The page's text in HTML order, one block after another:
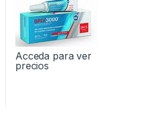
Acceda para ver
precios